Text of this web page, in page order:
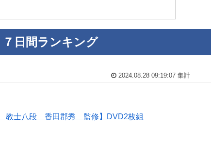
７日間ランキング
2024.08.28 09:19:07 集計
教士八段 香田郡秀 監修】DVD2枚組